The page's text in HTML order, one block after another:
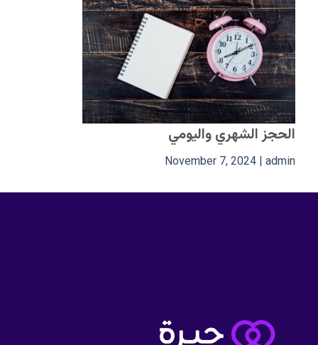
الحجز الشهري واليومي
November 7, 2024 | admin